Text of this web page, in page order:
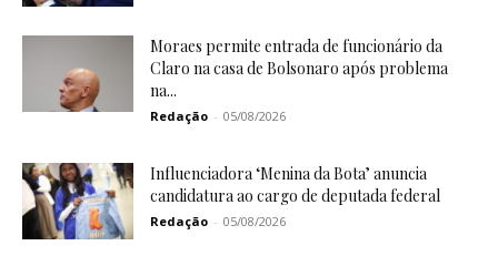
Moraes permite entrada de funcionário da
Claro na casa de Bolsonaro após problema
na...
Redação - 05/08/2026
Influenciadora ‘Menina da Bota’ anuncia
candidatura ao cargo de deputada federal
Redação - 05/08/2026